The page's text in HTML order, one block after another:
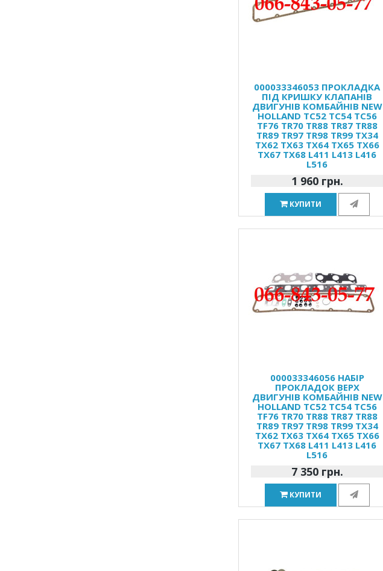
000033346053 ПРОКЛАДКА
ПІД КРИШКУ КЛАПАНІВ
ДВИГУНІВ КОМБАЙНІВ NEW
HOLLAND TC52 TC54 TC56
TF76 TR70 TR88 TR87 TR88
TR89 TR97 TR98 TR99 TX34
TX62 TX63 TX64 TX65 TX66
TX67 TX68 L411 L413 L416
L516
1 960 грн.
КУПИТИ
000033346056 НАБІР
ПРОКЛАДОК ВЕРХ
ДВИГУНІВ КОМБАЙНІВ NEW
HOLLAND TC52 TC54 TC56
TF76 TR70 TR88 TR87 TR88
TR89 TR97 TR98 TR99 TX34
TX62 TX63 TX64 TX65 TX66
TX67 TX68 L411 L413 L416
L516
7 350 грн.
КУПИТИ